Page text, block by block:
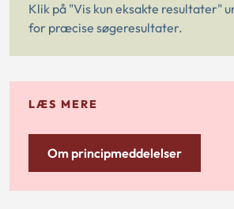
Klik på "Vis kun eksakte resultater"
for præcise søgeresultater.
LÆS MERE
Om principmeddelelser